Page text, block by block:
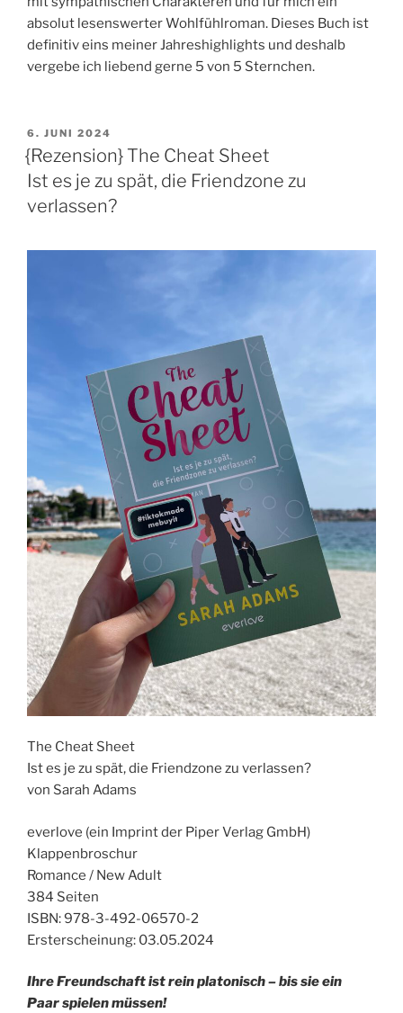
absolut lesenswerter Wohlfühlroman. Dieses Buch ist
definitiv eins meiner Jahreshighlights und deshalb
vergebe ich liebend gerne 5 von 5 Sternchen.
VERÖFFENTLICHT
AM
6. JUNI 2024
{Rezension} The Cheat Sheet
Ist es je zu spät, die Friendzone zu
verlassen?
The Cheat Sheet
Ist es je zu spät, die Friendzone zu verlassen?
von Sarah Adams
everlove (ein Imprint der Piper Verlag GmbH)
Klappenbroschur
Romance / New Adult
384 Seiten
ISBN: 978-3-492-06570-2
Ersterscheinung: 03.05.2024
Ihre Freundschaft ist rein platonisch – bis sie ein
Paar spielen müssen!